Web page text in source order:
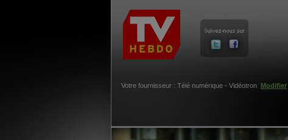
Votre fournisseur : Télé numérique - Vidéotron Modifier